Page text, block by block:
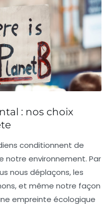
: nos choix
conditionnent de
notre environnement. Par
nous déplaçons, les
et même notre façon
empreinte écologique